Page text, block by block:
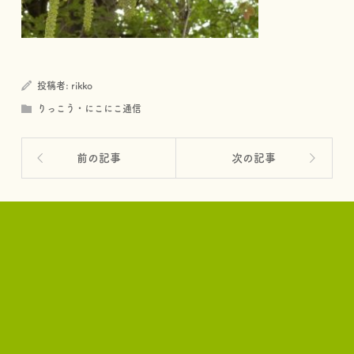
投稿者: rikko
りっこう・にこにこ通信
前の記事 次の記事